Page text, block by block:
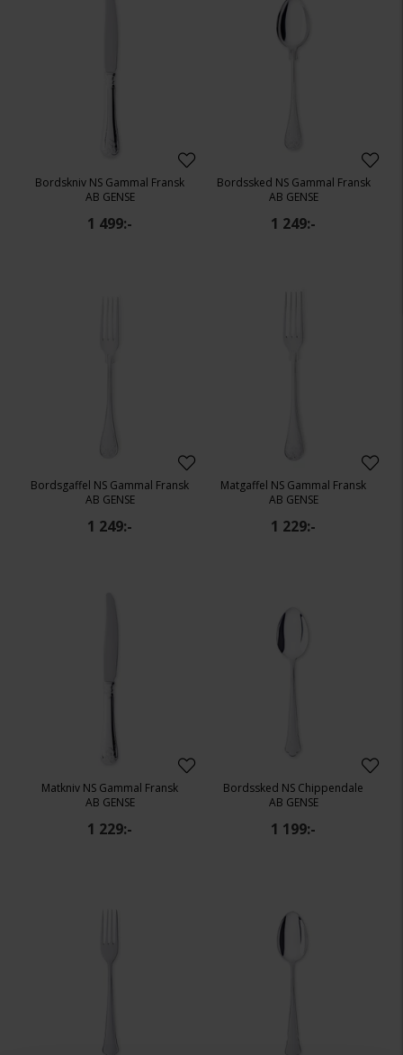
Bordskniv NS Gammal Fransk
AB GENSE
1 499:-
Bordssked NS Gammal Fransk
AB GENSE
1 249:-
Bordsgaffel NS Gammal Fransk
AB GENSE
1 249:-
Matgaffel NS Gammal Fransk
AB GENSE
1 229:-
Matkniv NS Gammal Fransk
AB GENSE
1 229:-
Bordssked NS Chippendale
AB GENSE
1 199:-